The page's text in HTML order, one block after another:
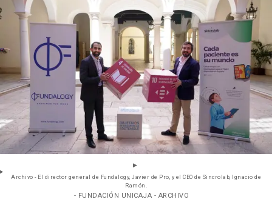
Archivo - El director general de Fundalogy, Javier de Pro, y el CEO de Sincrolab, Ignacio de
Ramón.
- FUNDACIÓN UNICAJA - ARCHIVO